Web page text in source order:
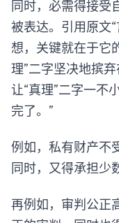
同时，必需得接受
被表达。引用原文
想，关键就在于它
理”二字坚决地摈
让“真理”二字一不
完了。”
例如，私有财产不
同时，又得承担少
再例如，审判公正